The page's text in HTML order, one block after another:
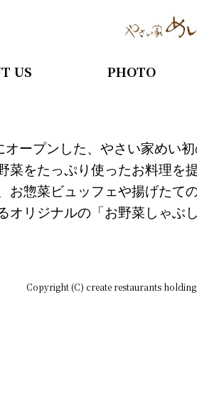
US PHOTO
ープンした、 やさい家めい初
菜をたっぷり使ったお料理を
お惣菜ビュッフェや揚げたて
オ リジナルの「お野菜しゃぶ
Copyright (C) create restaurants